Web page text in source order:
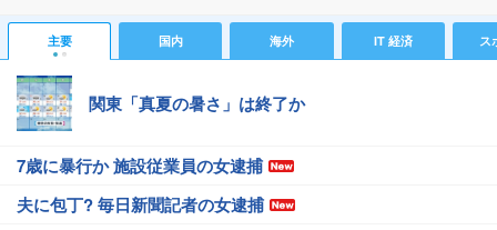
主要 国内 海外 IT 経済 ス
関東「真夏の暑さ」は終了か
7歳に暴行か 施設従業員の女逮捕
夫に包丁? 毎日新聞記者の女逮捕